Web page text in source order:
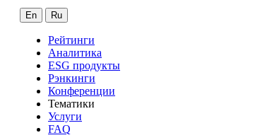
En Ru
Рейтинги
Аналитика
ESG продукты
Рэнкинги
Конференции
Тематики
Услуги
FAQ